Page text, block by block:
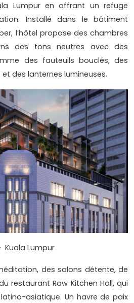
Lumpur en offrant un refuge
Installé dans le bâtiment
l’hôtel propose des chambres
des tons neutres avec des
des fauteuils bouclés, des
des lanternes lumineuses.
Kuala Lumpur
des salons détente, de
restaurant Raw Kitchen Hall, qui
asiatique. Un havre de paix